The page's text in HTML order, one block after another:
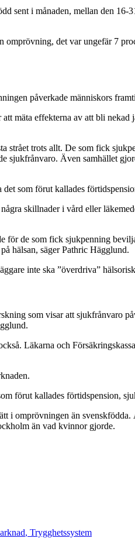
sent i månaden, mellan den
det var ungefär 7
påverkade människors
mäta effekterna av att bli
trots allt. De som fick
sjukfrånvaro. Även samhället
som förut kallades
skillnader i vård eller
de som fick sjukpenning
hälsan, säger Pathric Hägglund.
inte ska ”överdriva”
som visar att sjukfrånvaro
Läkarna och
förut kallades förtidspension,
i omprövningen än
än vad kvinnor gjorde.
, Trygghetssystem